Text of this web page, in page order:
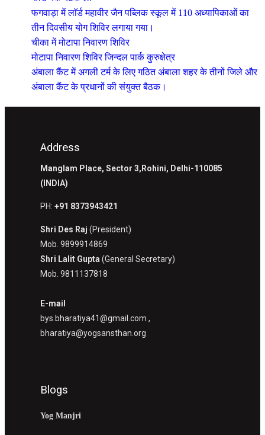
फगवाड़ा में लाॅर्ड महावीर जैन पब्लिक स्कूल में 110 अध्यापिकाओं का
तीन दिवसीय योग शिविर लगाया गया।
चीका में मोटापा निवारण शिविर
मोटापा निवारण शिविर जिन्दल पार्क कुरुक्षेत्र
अंबाला कैंट में अगली टर्म के लिए गठित अंबाला शहर के तीनों जिले और
अंबाला कैंट के प्रधानों की संयुक्त बैठक।
Address
Manglam Place, Sector 3,Rohini, Delhi-110085
(INDIA)
PH: +91 8373943421
Shri Des Raj (President)
Mob. 9899914869
Shri Lalit Gupta (General Secretary)
Mob. 9811137818
E-mail
bys.bharatiya41@gmail.com ,
bharatiya@yogsansthan.org
Blogs
Yog Manjri